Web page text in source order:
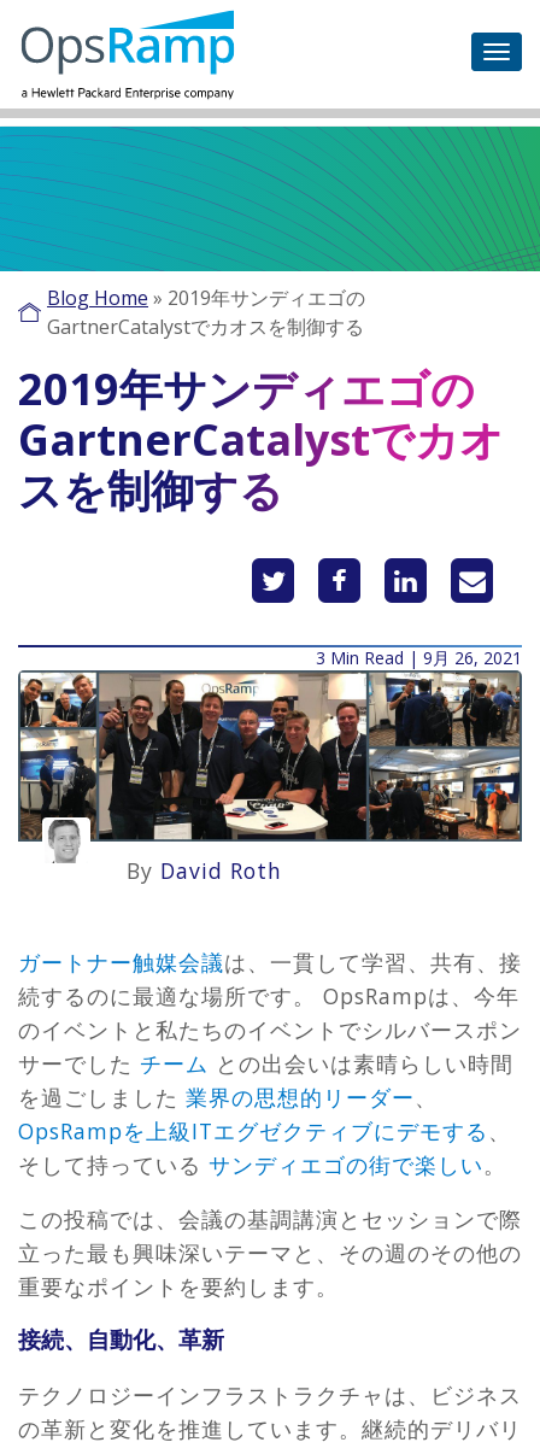
Blog Home » 2019年サンディエゴの
GartnerCatalystでカオスを制御する
2019年サンディエゴの
GartnerCatalystでカオ
スを制御する
3 Min Read | 9月 26, 2021
By David Roth
ガートナー触媒会議は、一貫して学習、共有、接
続するのに最適な場所です。 OpsRampは、今年
のイベントと私たちのイベントでシルバースポン
サーでした チーム との出会いは素晴らしい時間
を過ごしました 業界の思想的リーダー、
OpsRampを上級ITエグゼクティブにデモする 、
そして持っている サンディエゴの街で楽しい。
この投稿では、会議の基調講演とセッションで際
立った最も興味深いテーマと、その週のその他の
重要なポイントを要約します。
接続、自動化、革新
テクノロジーインフラストラクチャは、ビジネス
の革新と変化を推進しています。継続的デリバリ